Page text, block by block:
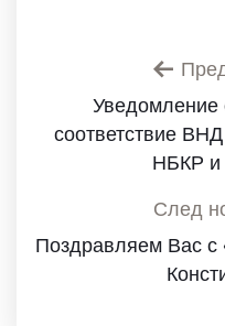
Уведомление
соответствие
НБКР
След
Поздравляем Вас с